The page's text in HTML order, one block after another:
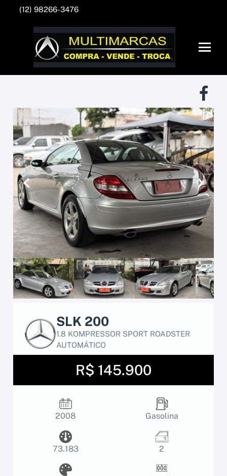
(12) 98266-3476
SLK 200
1.8 KOMPRESSOR SPORT ROADSTER
AUTOMÁTICO
R$ 145.900
2008 Gasolina
73.183 2
Anterior Próximo